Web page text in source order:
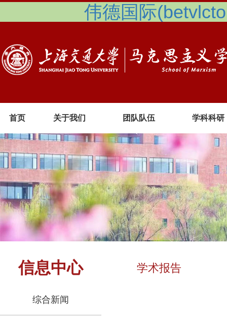
伟德国际
首页 关于我们 团队队伍 学科科研
信息中心
综合新闻
学术报告